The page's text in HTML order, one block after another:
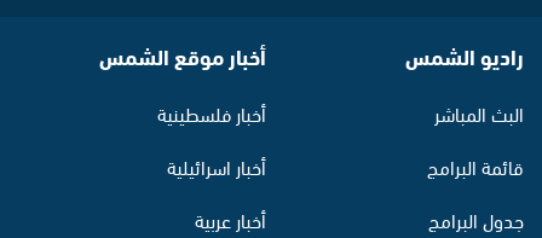
راديو الشمس
البث المباشر
قائمة البرامج
جدول البرامج
أخبار موقع الشمس
أخبار فلسطينية
أخبار اسرائيلية
أخبار عربية